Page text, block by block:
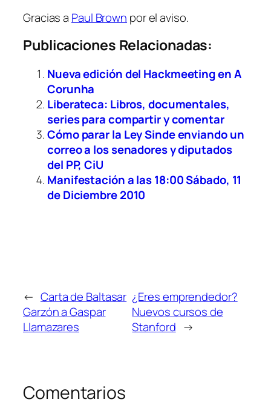
Gracias a Paul Brown por el aviso.
Publicaciones Relacionadas:
Nueva edición del Hackmeeting en A
Corunha
Liberateca: Libros, documentales,
series para compartir y comentar
Cómo parar la Ley Sinde enviando un
correo a los senadores y diputados
del PP, CiU
Manifestación a las 18:00 Sábado, 11
de Diciembre 2010
← Carta de Baltasar
Garzón a Gaspar
Llamazares
¿Eres emprendedor?
Nuevos cursos de
Stanford →
Comentarios